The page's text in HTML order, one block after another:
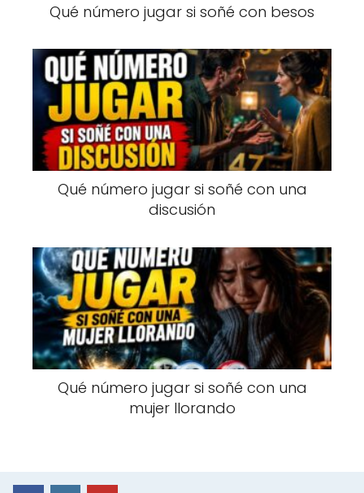
Qué número jugar si soñé con besos
Qué número jugar si soñé con una
discusión
Qué número jugar si soñé con una
mujer llorando